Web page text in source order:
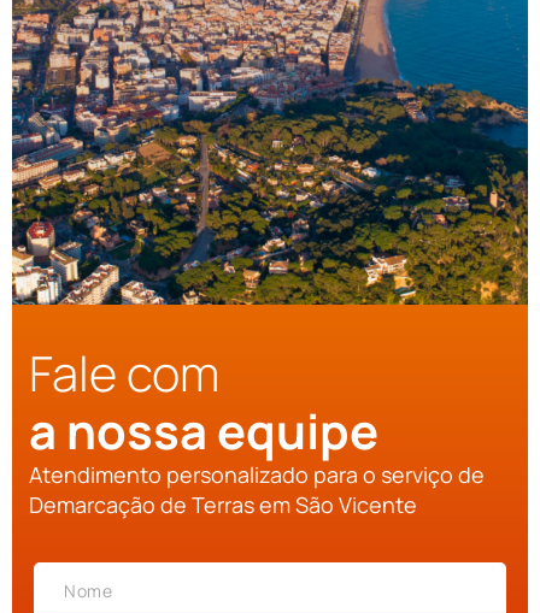
Fale com
a nossa equipe
Atendimento personalizado para o serviço de
Demarcação de Terras em São Vicente